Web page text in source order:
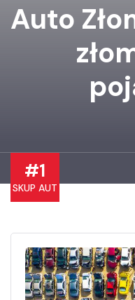
Auto
#1
SKUP AUT